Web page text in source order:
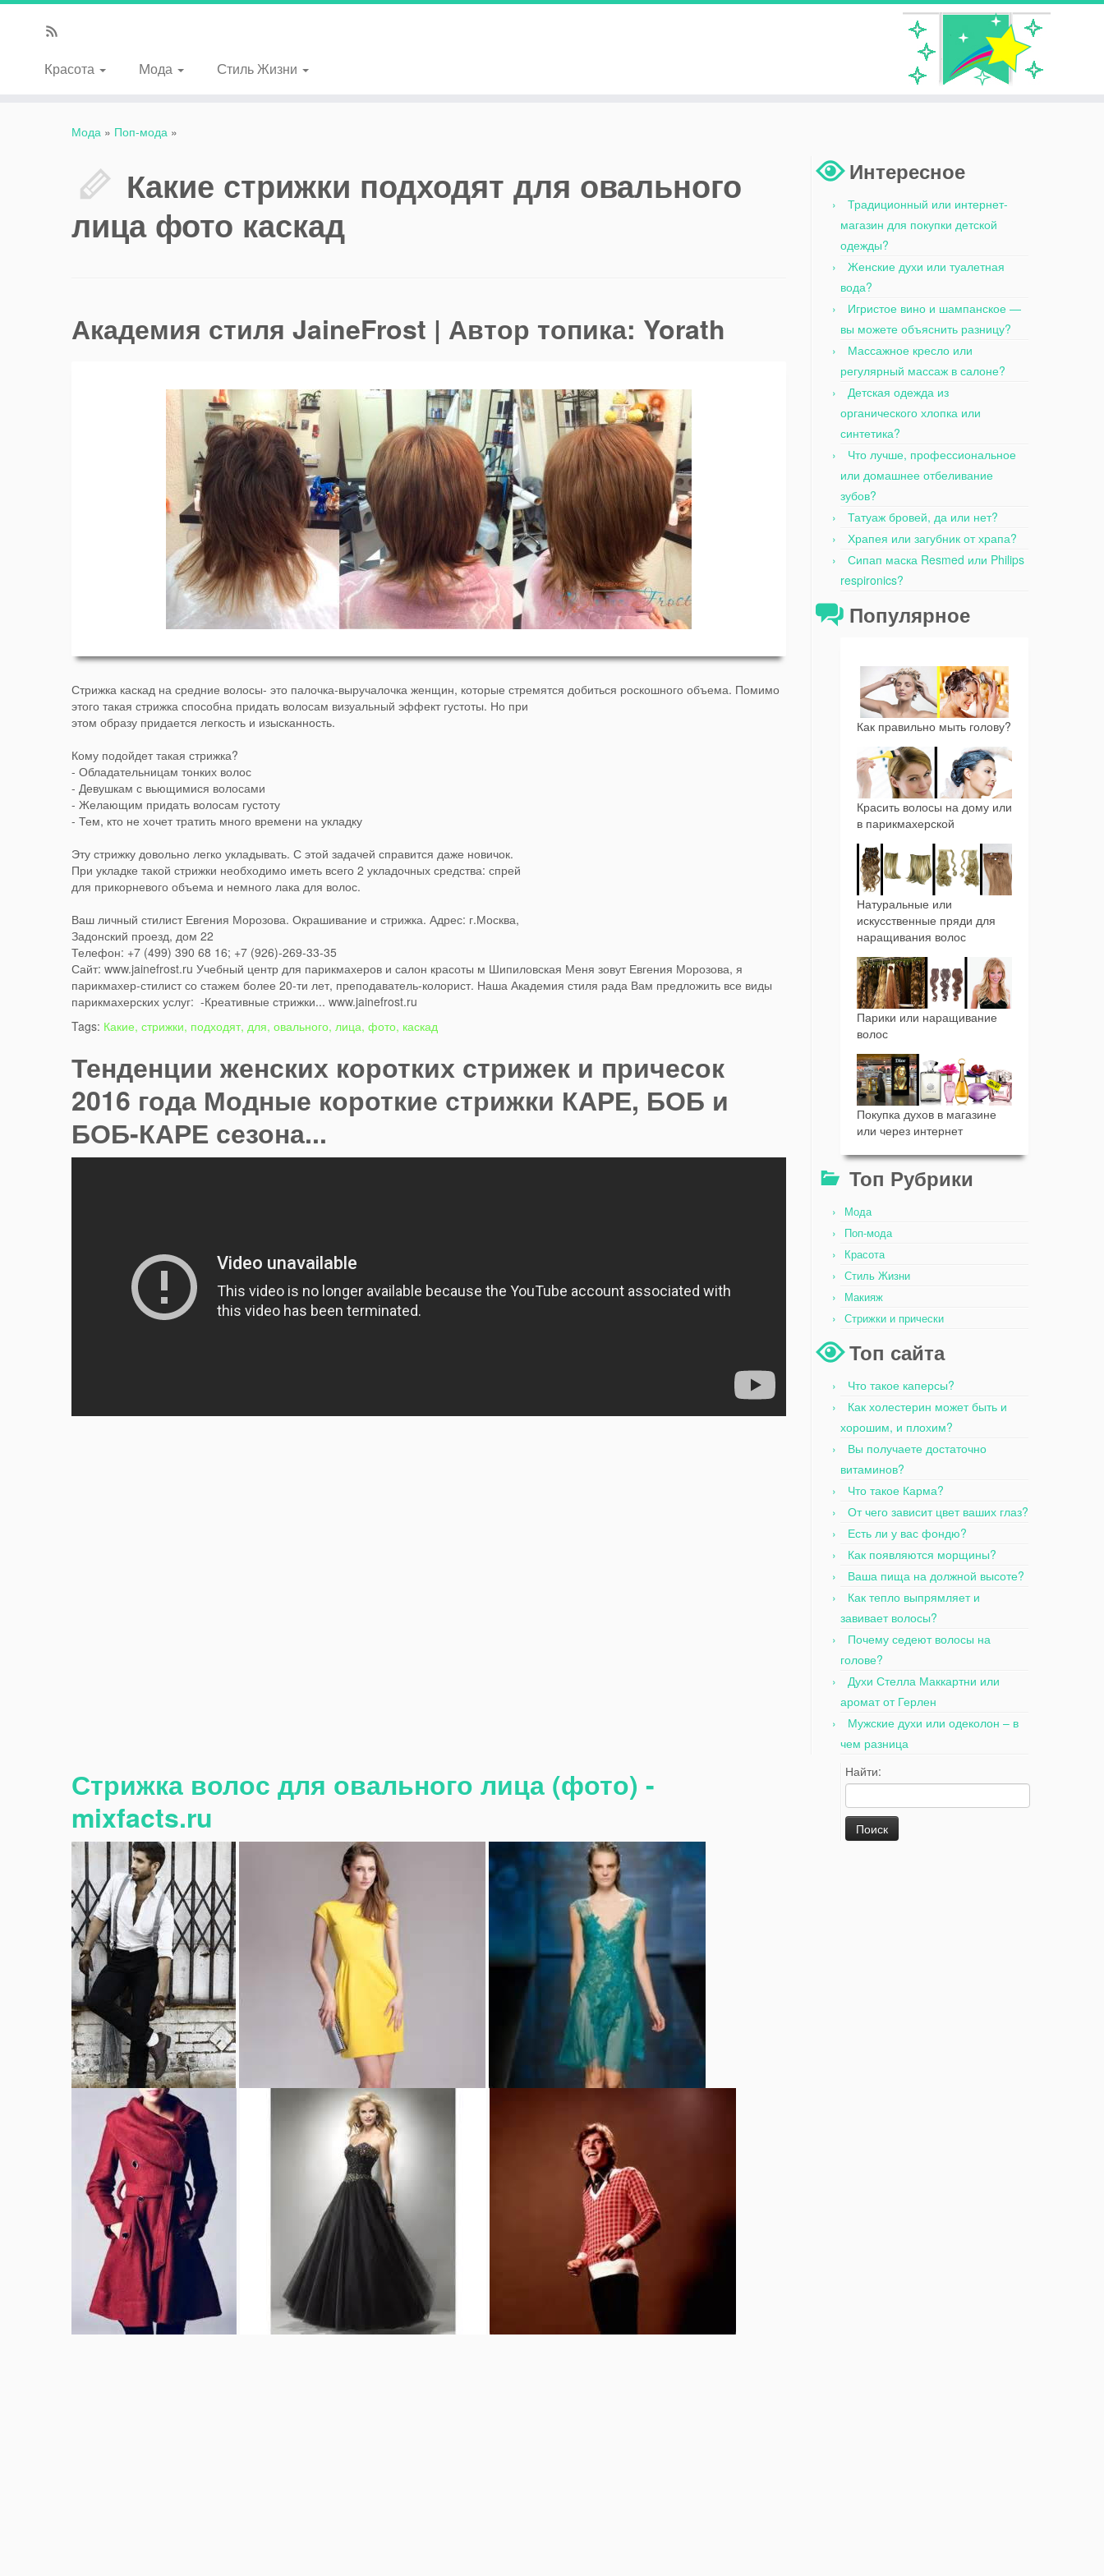
Красота Мода Стиль Жизни
Мода » Поп-мода »
Какие стрижки подходят для овального
лица фото каскад
Академия стиля JaineFrost | Автор топика: Yorath
Стрижка каскад на средние волосы- это палочка-выручалочка женщин, которые стремятся добиться роскошного объема. Помимо
этого такая стрижка способна придать волосам визуальный эффект густоты. Но при
этом образу придается легкость и изысканность.
Кому подойдет такая стрижка?
- Обладательницам тонких волос
- Девушкам с вьющимися волосами
- Желающим придать волосам густоту
- Тем, кто не хочет тратить много времени на укладку
Эту стрижку довольно легко укладывать. С этой задачей справится даже новичок.
При укладке такой стрижки необходимо иметь всего 2 укладочных средства: спрей
для прикорневого объема и немного лака для волос.
Ваш личный стилист Евгения Морозова. Окрашивание и стрижка. Адрес: г.Москва,
Задонский проезд, дом 22
Телефон: +7 (499) 390 68 16; +7 (926)-269-33-35
Сайт: www.jainefrost.ru Учебный центр для парикмахеров и салон красоты м Шипиловская Меня зовут Евгения Морозова, я
парикмахер-стилист со стажем более 20-ти лет, преподаватель-колорист. Наша Академия стиля рада Вам предложить все виды
парикмахерских услуг: -Креативные стрижки... www.jainefrost.ru
Tags: Какие, стрижки, подходят, для, овального, лица, фото, каскад
Тенденции женских коротких стрижек и причесок
2016 года Модные короткие стрижки КАРЕ, БОБ и
БОБ-КАРЕ сезона...
Стрижка волос для овального лица (фото) -
mixfacts.ru
Интересное
Традиционный или интернет-
магазин для покупки детской
одежды?
Женские духи или туалетная
вода?
Игристое вино и шампанское —
вы можете объяснить разницу?
Массажное кресло или
регулярный массаж в салоне?
Детская одежда из
органического хлопка или
синтетика?
Что лучше, профессиональное
или домашнее отбеливание
зубов?
Татуаж бровей, да или нет?
Храпея или загубник от храпа?
Сипап маска Resmed или Philips
respironics?
Популярное
Как правильно мыть голову?
Красить волосы на дому или
в парикмахерской
Натуральные или
искусственные пряди для
наращивания волос
Парики или наращивание
волос
Покупка духов в магазине
или через интернет
Топ Рубрики
Мода
Поп-мода
Красота
Стиль Жизни
Макияж
Стрижки и прически
Топ сайта
Что такое каперсы?
Как холестерин может быть и
хорошим, и плохим?
Вы получаете достаточно
витаминов?
Что такое Карма?
От чего зависит цвет ваших глаз?
Есть ли у вас фондю?
Как появляются морщины?
Ваша пища на должной высоте?
Как тепло выпрямляет и
завивает волосы?
Почему седеют волосы на
голове?
Духи Стелла Маккартни или
аромат от Герлен
Мужские духи или одеколон – в
чем разница
Найти: